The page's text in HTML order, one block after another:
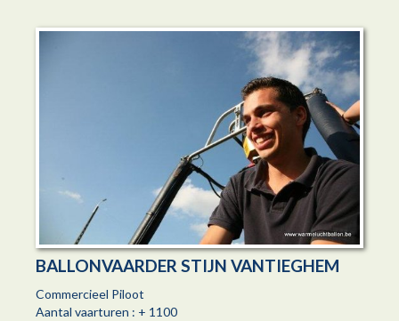
BALLONVAARDER STIJN VANTIEGHEM
Commercieel Piloot
Aantal vaarturen : + 1100